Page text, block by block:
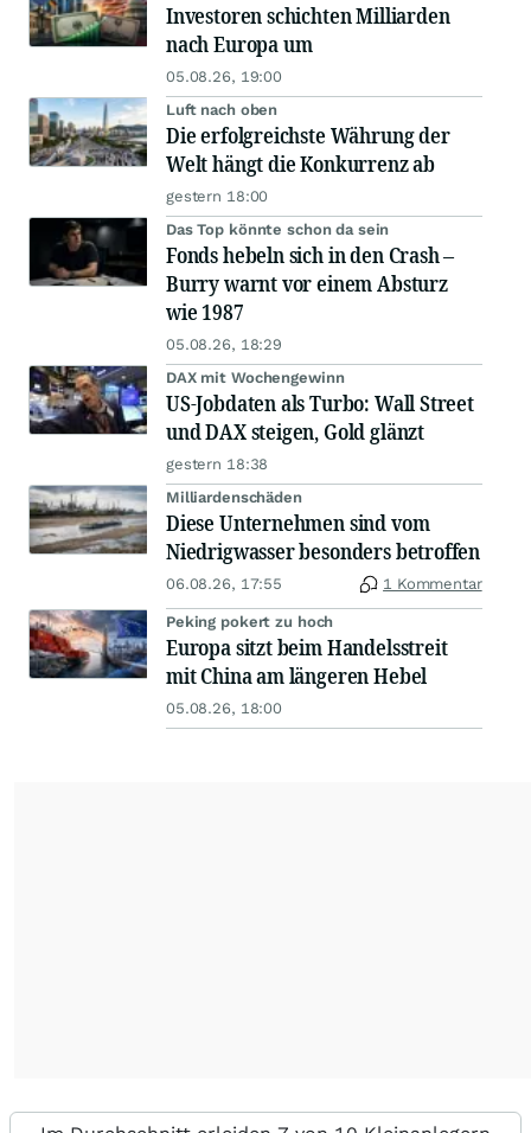
Investoren schichten Milliarden
nach Europa um
05.08.26, 19:00
Luft nach oben
Die erfolgreichste Währung der
Welt hängt die Konkurrenz ab
gestern 18:00
Das Top könnte schon da sein
Fonds hebeln sich in den Crash –
Burry warnt vor einem Absturz
wie 1987
05.08.26, 18:29
DAX mit Wochengewinn
US-Jobdaten als Turbo: Wall Street
und DAX steigen, Gold glänzt
gestern 18:38
Milliardenschäden
Diese Unternehmen sind vom
Niedrigwasser besonders betroffen
06.08.26, 17:55 1 Kommentar
Peking pokert zu hoch
Europa sitzt beim Handelsstreit
mit China am längeren Hebel
05.08.26, 18:00